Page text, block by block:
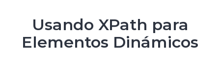
Usando XPath para
Elementos Dinámicos